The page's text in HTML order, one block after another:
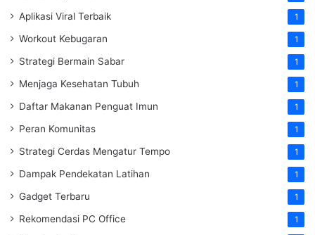
Aplikasi Viral Terbaik 1
Workout Kebugaran 1
Strategi Bermain Sabar 1
Menjaga Kesehatan Tubuh 1
Daftar Makanan Penguat Imun 1
Peran Komunitas 1
Strategi Cerdas Mengatur Tempo 1
Dampak Pendekatan Latihan 1
Gadget Terbaru 1
Rekomendasi PC Office 1